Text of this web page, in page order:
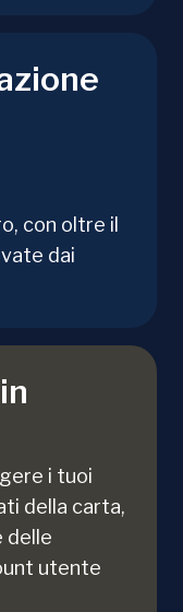
con oltre il
dai
i tuoi
della carta,
delle
utente